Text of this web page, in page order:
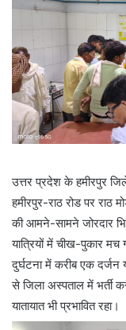
उत्तर प्रदेश के हमीरपुर
हमीरपुर-राठ रोड पर
की आमने-सामने जोरदार
यात्रियों में चीख-पुकार
दुर्घटना में करीब एक
से जिला अस्पताल में भर्ती
यातायात भी प्रभावित रहा।